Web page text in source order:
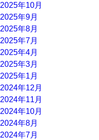
2025年10月
2025年9月
2025年8月
2025年7月
2025年4月
2025年3月
2025年1月
2024年12月
2024年11月
2024年10月
2024年8月
2024年7月